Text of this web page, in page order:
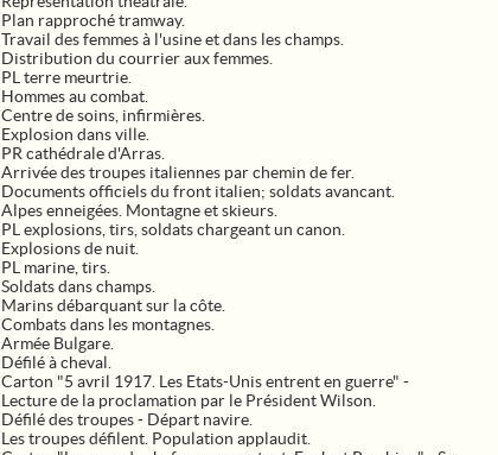
Plan rapproché tramway.
Travail des femmes à l'usine et dans les champs.
Distribution du courrier aux femmes.
PL terre meurtrie.
Hommes au combat.
Centre de soins, infirmières.
Explosion dans ville.
PR cathédrale d'Arras.
Arrivée des troupes italiennes par chemin de fer.
Documents officiels du front italien; soldats avancant.
Alpes enneigées. Montagne et skieurs.
PL explosions, tirs, soldats chargeant un canon.
Explosions de nuit.
PL marine, tirs.
Soldats dans champs.
Marins débarquant sur la côte.
Combats dans les montagnes.
Armée Bulgare.
Défilé à cheval.
Carton "5 avril 1917. Les Etats-Unis entrent en guerre" -
Lecture de la proclamation par le Président Wilson.
Défilé des troupes - Départ navire.
Les troupes défilent. Population applaudit.